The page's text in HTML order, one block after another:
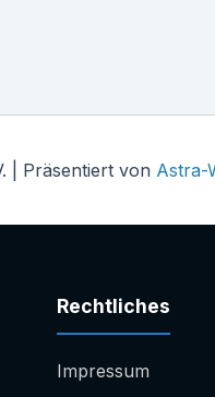
| Präsentiert von Astra-
Rechtliches
Impressum